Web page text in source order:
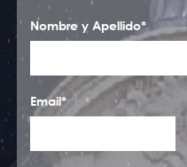
Nombre y Apellido*
Email*